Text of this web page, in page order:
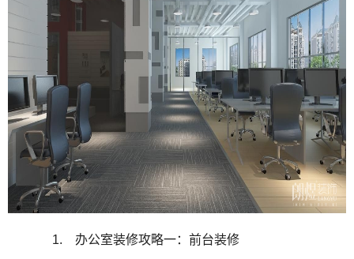
1.
办公室装修攻略一：前台装修